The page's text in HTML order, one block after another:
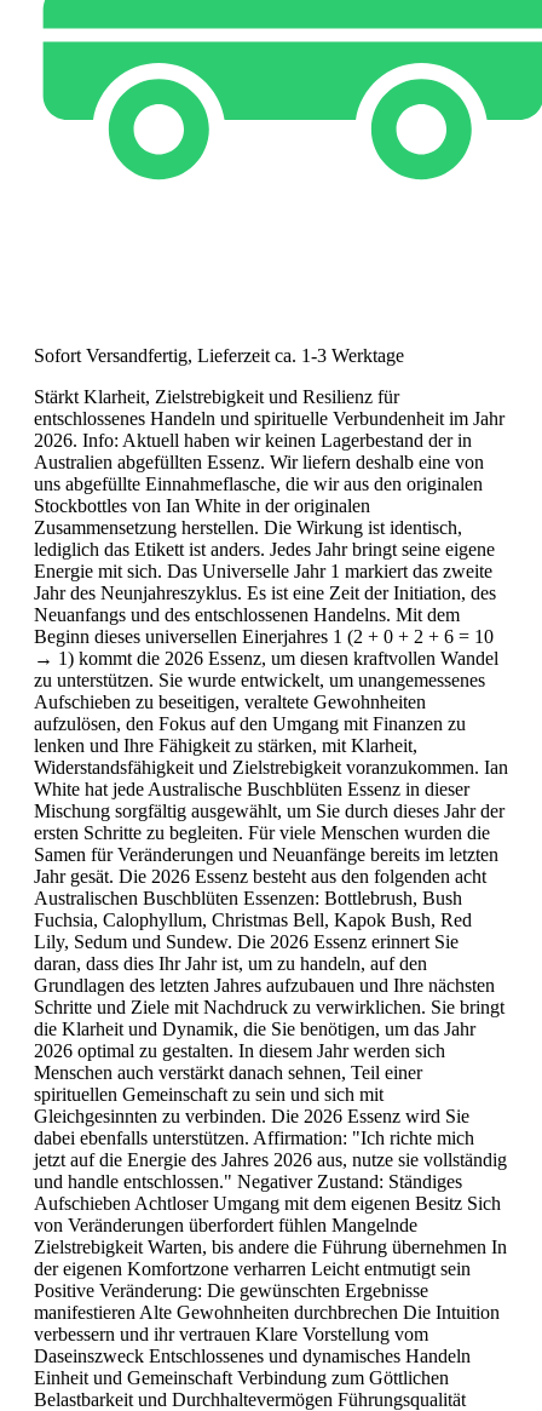
Sofort Versandfertig, Lieferzeit ca. 1-3 Werktage
Stärkt Klarheit, Zielstrebigkeit und Resilienz für
entschlossenes Handeln und spirituelle Verbundenheit im Jahr
2026. Info: Aktuell haben wir keinen Lagerbestand der in
Australien abgefüllten Essenz. Wir liefern deshalb eine von
uns abgefüllte Einnahmeflasche, die wir aus den originalen
Stockbottles von Ian White in der originalen
Zusammensetzung herstellen. Die Wirkung ist identisch,
lediglich das Etikett ist anders. Jedes Jahr bringt seine eigene
Energie mit sich. Das Universelle Jahr 1 markiert das zweite
Jahr des Neunjahreszyklus. Es ist eine Zeit der Initiation, des
Neuanfangs und des entschlossenen Handelns. Mit dem
Beginn dieses universellen Einerjahres 1 (2 + 0 + 2 + 6 = 10
→ 1) kommt die 2026 Essenz, um diesen kraftvollen Wandel
zu unterstützen. Sie wurde entwickelt, um unangemessenes
Aufschieben zu beseitigen, veraltete Gewohnheiten
aufzulösen, den Fokus auf den Umgang mit Finanzen zu
lenken und Ihre Fähigkeit zu stärken, mit Klarheit,
Widerstandsfähigkeit und Zielstrebigkeit voranzukommen. Ian
White hat jede Australische Buschblüten Essenz in dieser
Mischung sorgfältig ausgewählt, um Sie durch dieses Jahr der
ersten Schritte zu begleiten. Für viele Menschen wurden die
Samen für Veränderungen und Neuanfänge bereits im letzten
Jahr gesät. Die 2026 Essenz besteht aus den folgenden acht
Australischen Buschblüten Essenzen: Bottlebrush, Bush
Fuchsia, Calophyllum, Christmas Bell, Kapok Bush, Red
Lily, Sedum und Sundew. Die 2026 Essenz erinnert Sie
daran, dass dies Ihr Jahr ist, um zu handeln, auf den
Grundlagen des letzten Jahres aufzubauen und Ihre nächsten
Schritte und Ziele mit Nachdruck zu verwirklichen. Sie bringt
die Klarheit und Dynamik, die Sie benötigen, um das Jahr
2026 optimal zu gestalten. In diesem Jahr werden sich
Menschen auch verstärkt danach sehnen, Teil einer
spirituellen Gemeinschaft zu sein und sich mit
Gleichgesinnten zu verbinden. Die 2026 Essenz wird Sie
dabei ebenfalls unterstützen. Affirmation: "Ich richte mich
jetzt auf die Energie des Jahres 2026 aus, nutze sie vollständig
und handle entschlossen." Negativer Zustand: Ständiges
Aufschieben Achtloser Umgang mit dem eigenen Besitz Sich
von Veränderungen überfordert fühlen Mangelnde
Zielstrebigkeit Warten, bis andere die Führung übernehmen In
der eigenen Komfortzone verharren Leicht entmutigt sein
Positive Veränderung: Die gewünschten Ergebnisse
manifestieren Alte Gewohnheiten durchbrechen Die Intuition
verbessern und ihr vertrauen Klare Vorstellung vom
Daseinszweck Entschlossenes und dynamisches Handeln
Einheit und Gemeinschaft Verbindung zum Göttlichen
Belastbarkeit und Durchhaltevermögen Führungsqualität